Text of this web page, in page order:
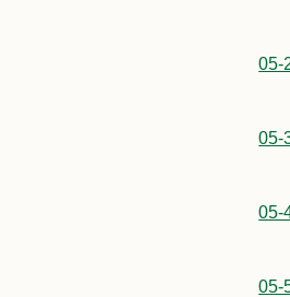
05-
05-
05-
05-